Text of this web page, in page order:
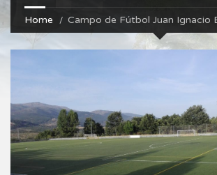
Home Campo de Fútbol Juan Ignacio